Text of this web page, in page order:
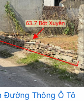
Đường Thông Ô Tô